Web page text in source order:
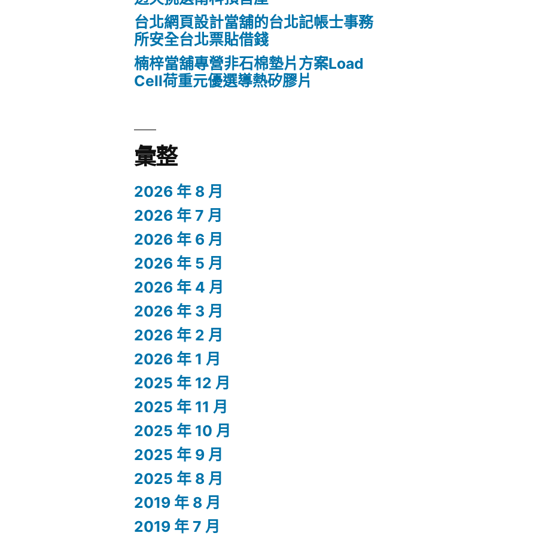
台北網頁設計當舖的台北記帳士事務
所安全台北票貼借錢
楠梓當舖專營非石棉墊片方案Load
Cell荷重元優選導熱矽膠片
彙整
2026 年 8 月
2026 年 7 月
2026 年 6 月
2026 年 5 月
2026 年 4 月
2026 年 3 月
2026 年 2 月
2026 年 1 月
2025 年 12 月
2025 年 11 月
2025 年 10 月
2025 年 9 月
2025 年 8 月
2019 年 8 月
2019 年 7 月